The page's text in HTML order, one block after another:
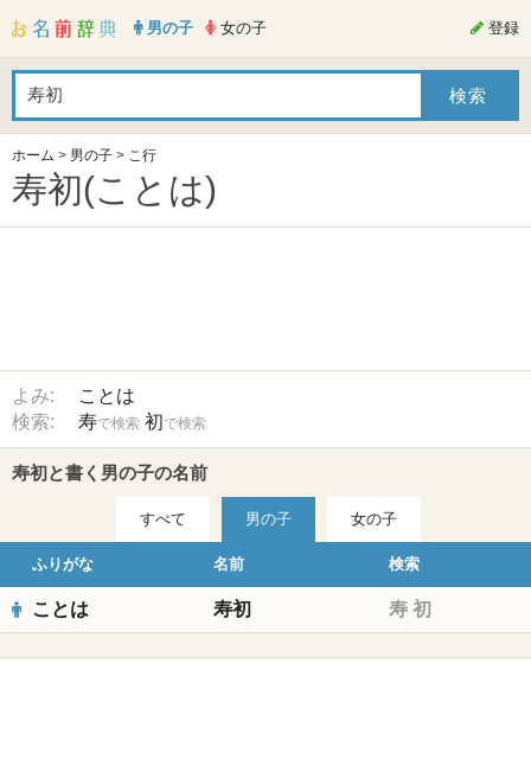
男の子 女の子 登録
ホーム > 男の子 > こ行
寿初(ことは)
よみ:
ことは
検索:
寿で検索 初で検索
寿初と書く男の子の名前
すべて 男の子 女の子
ふりがな 名前 検索
ことは 寿初 寿 初